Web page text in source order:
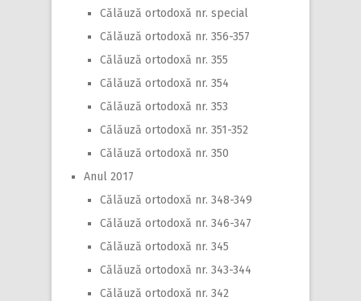
Călăuză ortodoxă nr. special
Călăuză ortodoxă nr. 356-357
Călăuză ortodoxă nr. 355
Călăuză ortodoxă nr. 354
Călăuză ortodoxă nr. 353
Călăuză ortodoxă nr. 351-352
Călăuză ortodoxă nr. 350
Anul 2017
Călăuză ortodoxă nr. 348-349
Călăuză ortodoxă nr. 346-347
Călăuză ortodoxă nr. 345
Călăuză ortodoxă nr. 343-344
Călăuză ortodoxă nr. 342